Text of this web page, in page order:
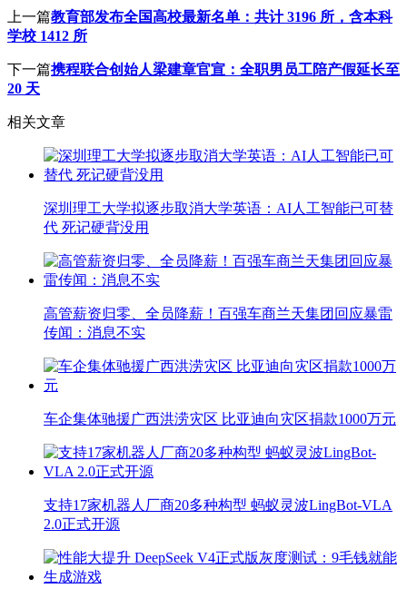
上一篇教育部发布全国高校最新名单：共计 3196 所，含本科
学校 1412 所
下一篇携程联合创始人梁建章官宣：全职男员工陪产假延长至
20 天
相关文章
深圳理工大学拟逐步取消大学英语：AI人工智能已可替
代 死记硬背没用
高管薪资归零、全员降薪！百强车商兰天集团回应暴雷
传闻：消息不实
车企集体驰援广西洪涝灾区 比亚迪向灾区捐款1000万元
支持17家机器人厂商20多种构型 蚂蚁灵波LingBot-VLA
2.0正式开源